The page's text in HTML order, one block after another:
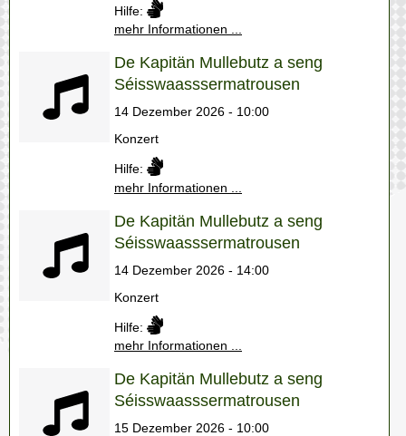
Hilfe:
mehr Informationen ...
De Kapitän Mullebutz a seng
Séisswaasssermatrousen
14 Dezember 2026 - 10:00
Konzert
Hilfe:
mehr Informationen ...
De Kapitän Mullebutz a seng
Séisswaasssermatrousen
14 Dezember 2026 - 14:00
Konzert
Hilfe:
mehr Informationen ...
De Kapitän Mullebutz a seng
Séisswaasssermatrousen
15 Dezember 2026 - 10:00